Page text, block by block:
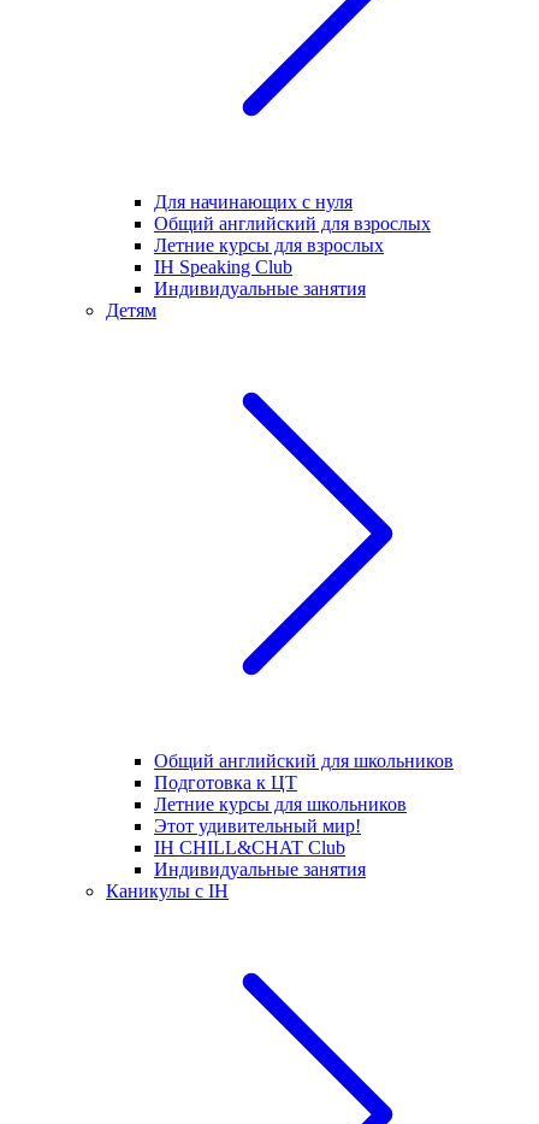
Для начинающих с нуля
Общий английский для взрослых
Летние курсы для взрослых
IH Speaking Club
Индивидуальные занятия
Детям
Общий английский для школьников
Подготовка к ЦТ
Летние курсы для школьников
Этот удивительный мир!
IH CHILL&CHAT Club
Индивидуальные занятия
Каникулы с IH